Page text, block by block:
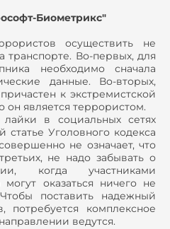
Биометрикс"
осуществить не
транспорте. Во-первых, для
необходимо сначала
данные. Во-вторых,
к экстремистской
он является террористом.
в социальных сетях
Уголовного кодекса
не означает, что
не надо забывать о
когда участниками
могут оказаться ничего не
поставить надежный
потребуется комплексное
ведутся.